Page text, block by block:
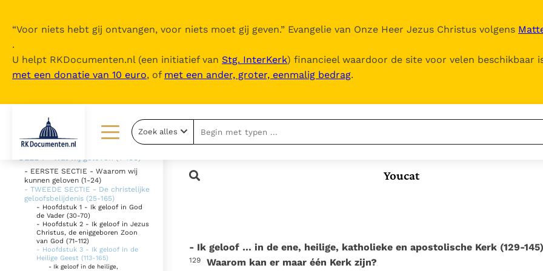
“Voor niets hebt gij ontvangen, voor niets moet gij geven.” Evangelie van Onze Heer Jezus Christus volgens
.
U helpt RKDocumenten.nl (een initiatief van Stg. InterKerk) financieel waardoor de site voor velen beschikbaar
met een donatie van 10 euro, of met een ander, groter, eenmalig bedrag.
Lezen
Documenten
Bijbel
Thema’s
Berichten
Over ons
Over RK Documenten
Doneren
Nieuwsbrief
Het Vaticaan publiceert
Wereldvoedselprogramma
Paus Leo XIV in Pavia: "De
Zoek alles
Youcat
uitklappen
- Inhoud
- Woord vooraf
- DEEL 1 - Wat wij geloven (1-166)
- EERSTE SECTIE - Waarom wij
kunnen geloven (1-24)
- TWEEDE SECTIE - De christelijke
geloofsbelijdenis (25-165)
- Hoofdstuk 1 - Ik geloof in God
de Vader (30-70)
- Hoofdstuk 2 - Ik geloof in Jezus
Christus, de eniggeboren Zoon
van God (71-112)
- Hoofdstuk 3 - Ik geloof in de
Heilige Geest (113-165)
- Ik geloof in de heilige,
- Ik geloof … in de ene, heilige, katholieke en apostolische Kerk (129-145)
129
Waarom kan er maar één Kerk zijn?